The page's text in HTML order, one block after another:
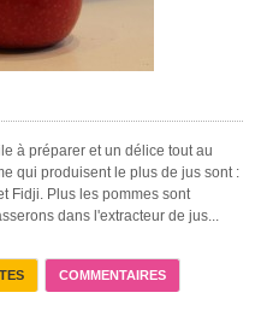
à préparer et un délice tout au
qui produisent le plus de jus sont :
Fidji. Plus les pommes sont
dans l'extracteur de jus...
COMMENTAIRES